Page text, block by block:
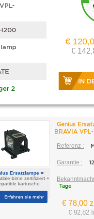
2
€
€
IN
Ersatzlampe =
birne zertifiziert +
kartusche
Erfahren sie mehr
Genius
BRAVIA
Referenz :
Garantie :
Tage
€ 78,00
€ 92,82